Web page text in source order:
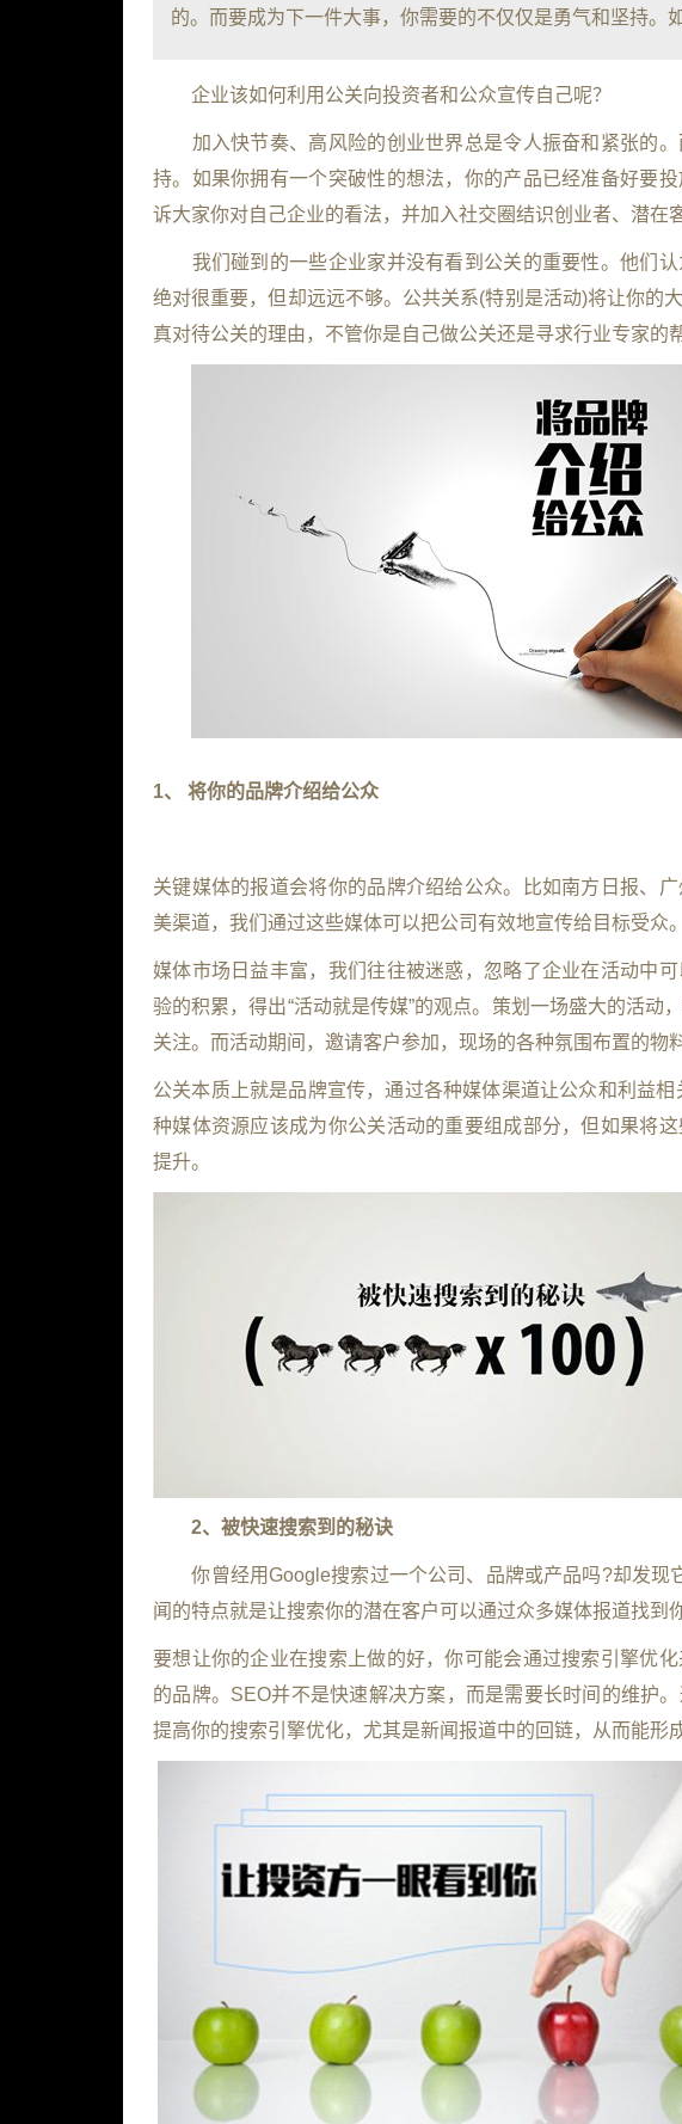
的。而要成为下一件大事，你需要的不仅仅是勇气和坚持。
企业该如何利用公关向投资者和公众宣传自己呢？
加入快节奏、高风险的创业世界总是令人振奋和紧张的。
持。如果你拥有一个突破性的想法，你的产品已经准备好要
诉大家你对自己企业的看法，并加入社交圈结识创业者、潜在
我们碰到的一些企业家并没有看到公关的重要性。他们认
绝对很重要，但却远远不够。公共关系(特别是活动)将让你的
真对待公关的理由，不管你是自己做公关还是寻求行业专家的
1、 将你的品牌介绍给公众
关键媒体的报道会将你的品牌介绍给公众。比如南方日报、
美渠道，我们通过这些媒体可以把公司有效地宣传给目标受众。
媒体市场日益丰富，我们往往被迷惑，忽略了企业在活动中
验的积累，得出“活动就是传媒”的观点。策划一场盛大的活动
关注。而活动期间，邀请客户参加，现场的各种氛围布置的物
公关本质上就是品牌宣传，通过各种媒体渠道让公众和利益
种媒体资源应该成为你公关活动的重要组成部分，但如果将
提升。
2、被快速搜索到的秘诀
你曾经用Google搜索过一个公司、品牌或产品吗?却发现
闻的特点就是让搜索你的潜在客户可以通过众多媒体报道找到
要想让你的企业在搜索上做的好，你可能会通过搜索引擎优
的品牌。 SEO并不是快速解决方案，而是需要长时间的维护
提高你的搜索引擎优化，尤其是新闻报道中的回链，从而能形